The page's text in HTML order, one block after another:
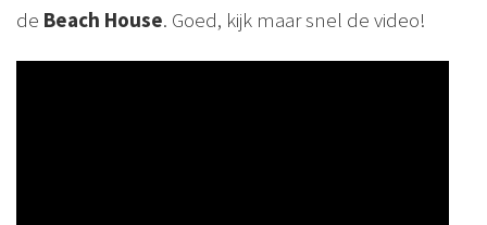
de Beach House. Goed, kijk maar snel de video!